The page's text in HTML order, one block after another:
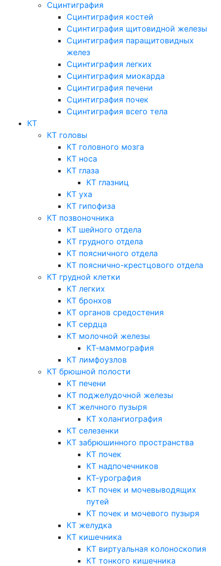
Сцинтиграфия
Сцинтиграфия костей
Сцинтиграфия щитовидной железы
Сцинтиграфия паращитовидных
желез
Сцинтиграфия легких
Сцинтиграфия миокарда
Сцинтиграфия печени
Сцинтиграфия почек
Сцинтиграфия всего тела
КТ
КТ головы
КТ головного мозга
КТ носа
КТ глаза
КТ глазниц
КТ уха
КТ гипофиза
КТ позвоночника
КТ шейного отдела
КТ грудного отдела
КТ поясничного отдела
КТ пояснично-крестцового отдела
КТ грудной клетки
КТ легких
КТ бронхов
КТ органов средостения
КТ сердца
КТ молочной железы
КТ-маммография
КТ лимфоузлов
КТ брюшной полости
КТ печени
КТ поджелудочной железы
КТ желчного пузыря
КТ холангиография
КТ селезенки
КТ забрюшинного пространства
КТ почек
КТ надпочечников
КТ-урография
КТ почек и мочевыводящих
путей
КТ почек и мочевого пузыря
КТ желудка
КТ кишечника
КТ виртуальная колоноскопия
КТ тонкого кишечника